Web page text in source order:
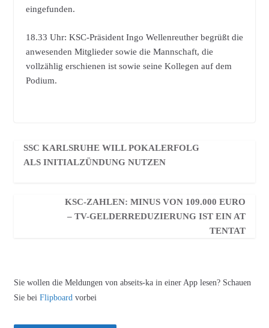
eingefunden.
18.33 Uhr: KSC-Präsident Ingo Wellenreuther begrüßt die
anwesenden Mitglieder sowie die Mannschaft, die
vollzählig erschienen ist sowie seine Kollegen auf dem
Podium.
SSC KARLSRUHE WILL POKALERFOLG
ALS INITIALZÜNDUNG NUTZEN
KSC-ZAHLEN: MINUS VON 109.000 EURO
– TV-GELDERREDUZIERUNG IST EIN AT
TENTAT
Sie wollen die Meldungen von abseits-ka in einer App lesen? Schauen
Sie bei Flipboard vorbei